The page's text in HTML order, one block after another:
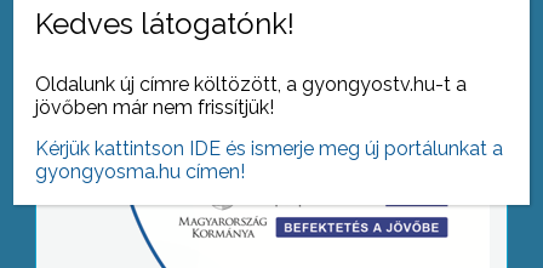
Tovább az archívumra
Kedves látogatónk!
Oldalunk új címre költözött, a gyongyostv.hu-t a
jövőben már nem frissítjük!
Kérjük kattintson IDE és ismerje meg új portálunkat a
gyongyosma.hu címen!